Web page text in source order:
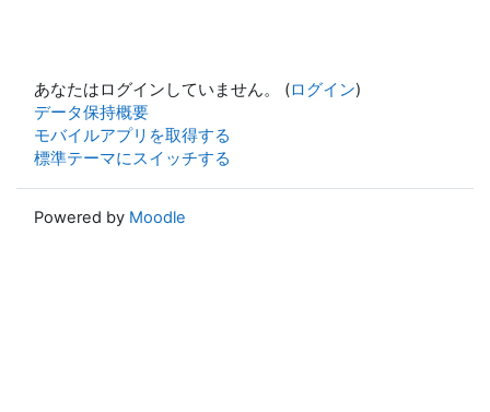
あなたはログインしていません。 (ログイン)
データ保持概要
モバイルアプリを取得する
標準テーマにスイッチする
Powered by Moodle